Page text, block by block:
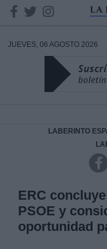
JUEVES, 06 AGOSTO 2026
LABERINTO
ERC
PSOE y
oportunidad
DATOS
Responsable:
Legitimación: